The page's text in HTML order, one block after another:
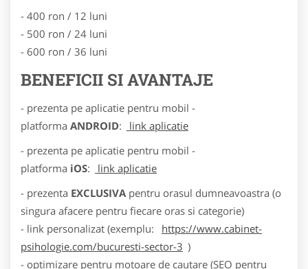
- 400 ron / 12 luni
- 500 ron / 24 luni
- 600 ron / 36 luni
BENEFICII SI AVANTAJE
- prezenta pe aplicatie pentru mobil -
platforma ANDROID:
link aplicatie
- prezenta pe aplicatie pentru mobil -
platforma iOS:
link aplicatie
- prezenta EXCLUSIVA pentru orasul dumneavoastra (o
singura afacere pentru fiecare oras si categorie)
- link personalizat (exemplu:
https://www.cabinet-
psihologie.com/bucuresti-sector-3 )
- optimizare pentru motoare de cautare (SEO pentru